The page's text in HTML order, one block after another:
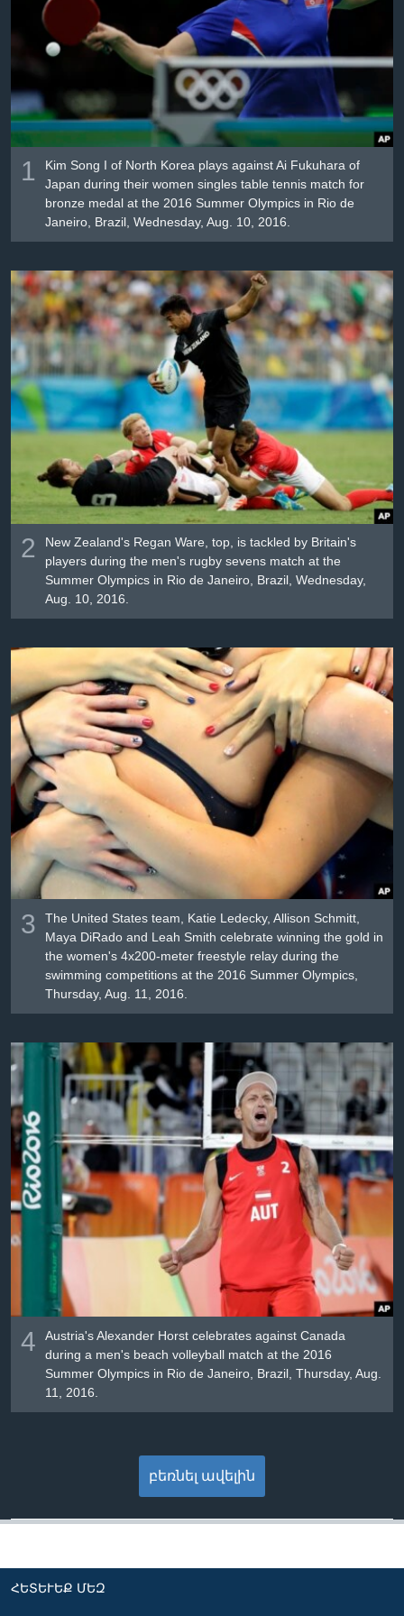
1
Kim Song I of North Korea plays against Ai Fukuhara of
Japan during their women singles table tennis match for
bronze medal at the 2016 Summer Olympics in Rio de
Janeiro, Brazil, Wednesday, Aug. 10, 2016.
2
New Zealand's Regan Ware, top, is tackled by Britain's
players during the men's rugby sevens match at the
Summer Olympics in Rio de Janeiro, Brazil, Wednesday,
Aug. 10, 2016.
3
The United States team, Katie Ledecky, Allison Schmitt,
Maya DiRado and Leah Smith celebrate winning the gold in
the women's 4x200-meter freestyle relay during the
swimming competitions at the 2016 Summer Olympics,
Thursday, Aug. 11, 2016.
4
Austria's Alexander Horst celebrates against Canada
during a men's beach volleyball match at the 2016
Summer Olympics in Rio de Janeiro, Brazil, Thursday, Aug.
11, 2016.
բեռնել ավելին
ՀԵՏԵՒԵՔ ՄԵԶ